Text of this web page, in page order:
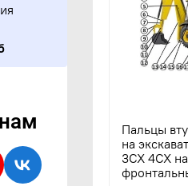
Пальцы
на
3CX 4CX